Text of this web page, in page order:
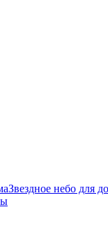
Звездное небо для